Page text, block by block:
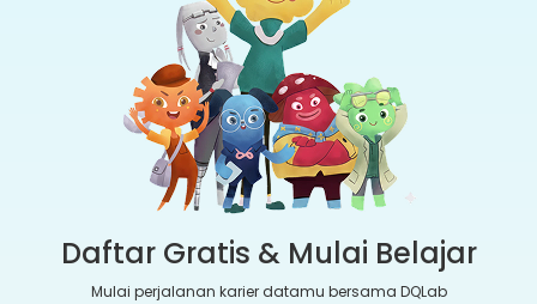
Daftar Gratis & Mulai Belajar
Mulai perjalanan karier datamu bersama DQLab